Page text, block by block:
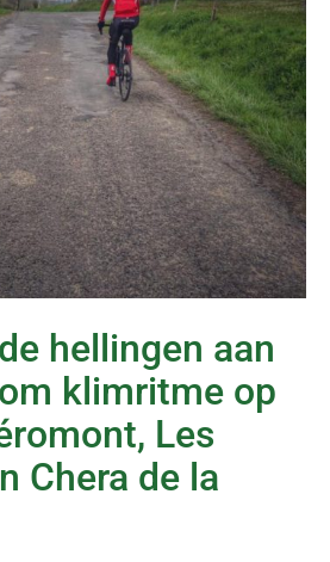
hellingen aan
klimritme op
Les
Chera de la